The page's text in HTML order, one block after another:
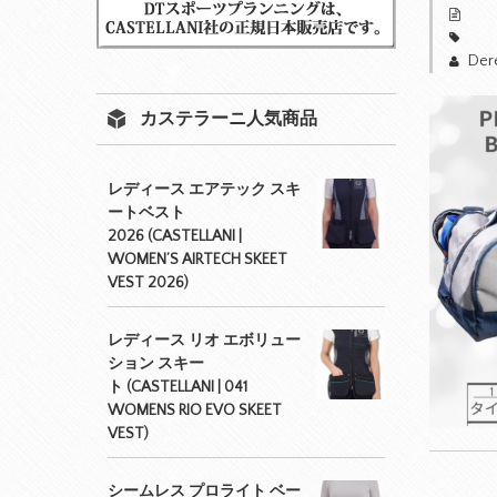
カステラーニ人気商品
レディース エアテック スキ
ートベスト
2026 (CASTELLANI |
WOMEN’S AIRTECH SKEET
VEST 2026)
レディース リオ エボリュー
ション スキー
ト (CASTELLANI | 041
WOMENS RIO EVO SKEET
VEST)
シームレス プロライト ベー